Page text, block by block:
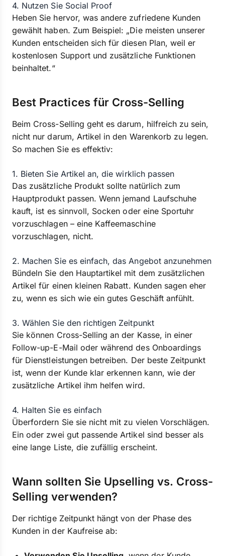
4. Nutzen Sie Social Proof
Heben Sie hervor, was andere zufriedene Kunden
gewählt haben. Zum Beispiel: „Die meisten unserer
Kunden entscheiden sich für diesen Plan, weil er
kostenlosen Support und zusätzliche Funktionen
beinhaltet.“
Best Practices für Cross-Selling
Beim Cross-Selling geht es darum, hilfreich zu sein,
nicht nur darum, Artikel in den Warenkorb zu legen.
So machen Sie es effektiv:
1. Bieten Sie Artikel an, die wirklich passen
Das zusätzliche Produkt sollte natürlich zum
Hauptprodukt passen. Wenn jemand Laufschuhe
kauft, ist es sinnvoll, Socken oder eine Sportuhr
vorzuschlagen – eine Kaffeemaschine
vorzuschlagen, nicht.
2. Machen Sie es einfach, das Angebot anzunehmen
Bündeln Sie den Hauptartikel mit dem zusätzlichen
Artikel für einen kleinen Rabatt. Kunden sagen eher
zu, wenn es sich wie ein gutes Geschäft anfühlt.
3. Wählen Sie den richtigen Zeitpunkt
Sie können Cross-Selling an der Kasse, in einer
Follow-up-E-Mail oder während des Onboardings
für Dienstleistungen betreiben. Der beste Zeitpunkt
ist, wenn der Kunde klar erkennen kann, wie der
zusätzliche Artikel ihm helfen wird.
4. Halten Sie es einfach
Überfordern Sie sie nicht mit zu vielen Vorschlägen.
Ein oder zwei gut passende Artikel sind besser als
eine lange Liste, die zufällig erscheint.
Wann sollten Sie Upselling vs. Cross-
Selling verwenden?
Der richtige Zeitpunkt hängt von der Phase des
Kunden in der Kaufreise ab: